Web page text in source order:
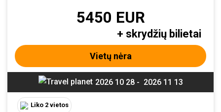
5450 EUR
+ skrydžių bilietai
Vietų nėra
2026 10 28 - 2026 11 13
Liko 2 vietos